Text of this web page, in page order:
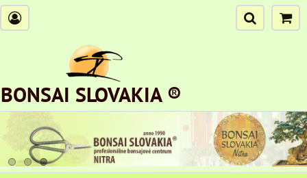
BONSAI SLOVAKIA ®